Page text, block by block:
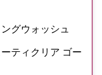
グウォッシュ
ティクリア ゴー